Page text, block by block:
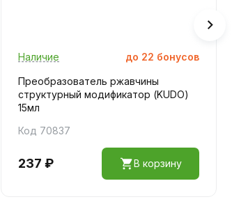
Наличие до 22 бонусов
Преобразователь ржавчины
структурный модификатор (KUDO)
15мл
Код 70837
237 ₽ В корзину